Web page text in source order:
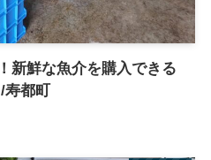
新鮮な魚介を購入できる
都町